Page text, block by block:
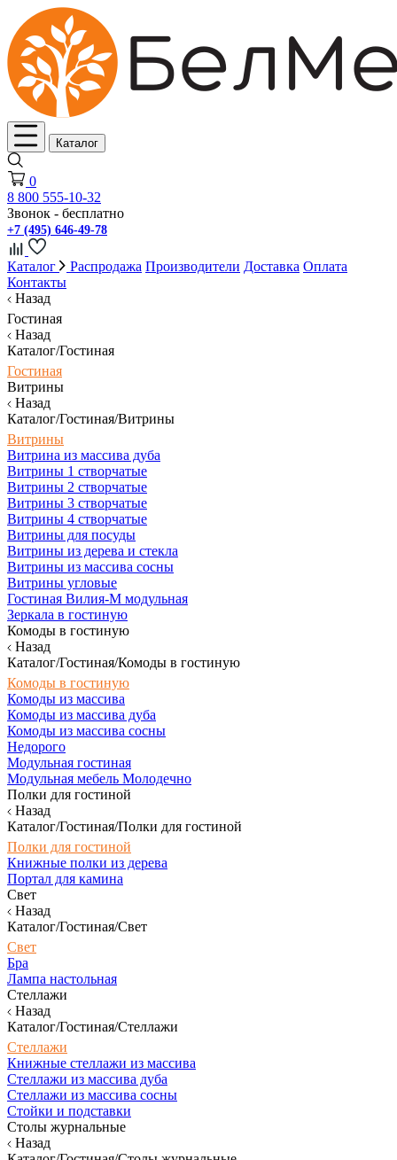
Каталог
0
8 800 555-10-32
Звонок - бесплатно
+7 (495) 646-49-78
Каталог Распродажа Производители Доставка Оплата
Контакты
Назад
Гостиная
Назад
Каталог/Гостиная
Гостиная
Витрины
Назад
Каталог/Гостиная/Витрины
Витрины
Витрина из массива дуба
Витрины 1 створчатые
Витрины 2 створчатые
Витрины 3 створчатые
Витрины 4 створчатые
Витрины для посуды
Витрины из дерева и стекла
Витрины из массива сосны
Витрины угловые
Гостиная Вилия-М модульная
Зеркала в гостиную
Комоды в гостиную
Назад
Каталог/Гостиная/Комоды в гостиную
Комоды в гостиную
Комоды из массива
Комоды из массива дуба
Комоды из массива сосны
Недорого
Модульная гостиная
Модульная мебель Молодечно
Полки для гостиной
Назад
Каталог/Гостиная/Полки для гостиной
Полки для гостиной
Книжные полки из дерева
Портал для камина
Свет
Назад
Каталог/Гостиная/Свет
Свет
Бра
Лампа настольная
Стеллажи
Назад
Каталог/Гостиная/Стеллажи
Стеллажи
Книжные стеллажи из массива
Стеллажи из массива дуба
Стеллажи из массива сосны
Стойки и подставки
Столы журнальные
Назад